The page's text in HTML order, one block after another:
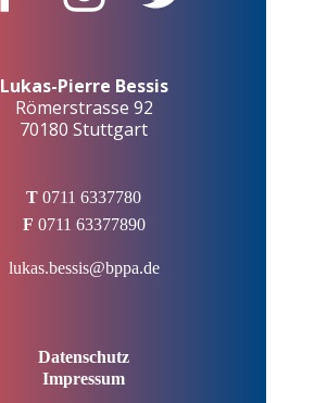
Lukas-Pierre Bessis
Römerstrasse 92
70180 Stuttgart
T 0711 6337780
F 0711 63377890
lukas.bessis@bppa.de
Datenschutz
Impressum